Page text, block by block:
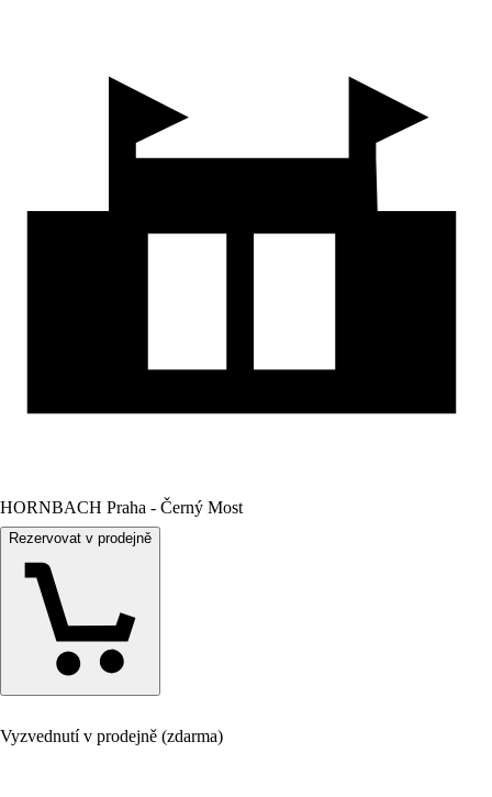
HORNBACH Praha - Černý Most
Rezervovat v prodejně
Vyzvednutí v prodejně (zdarma)